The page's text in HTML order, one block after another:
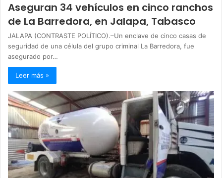
Aseguran 34 vehículos en cinco ranchos
de La Barredora, en Jalapa, Tabasco
JALAPA (CONTRASTE POLÍTICO).–Un enclave de cinco casas de
seguridad de una célula del grupo criminal La Barredora, fue
asegurado por…
Leer más »